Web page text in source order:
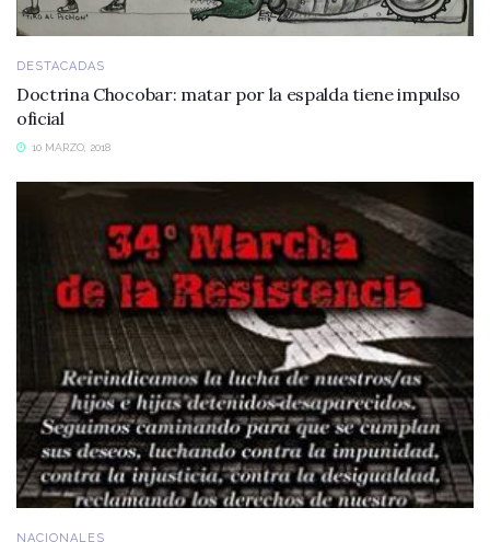
DESTACADAS
Doctrina Chocobar: matar por la espalda tiene impulso
oficial
10 MARZO, 2018
NACIONALES